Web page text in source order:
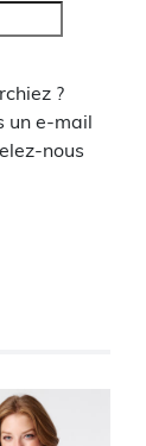
?
un e-mail
nous